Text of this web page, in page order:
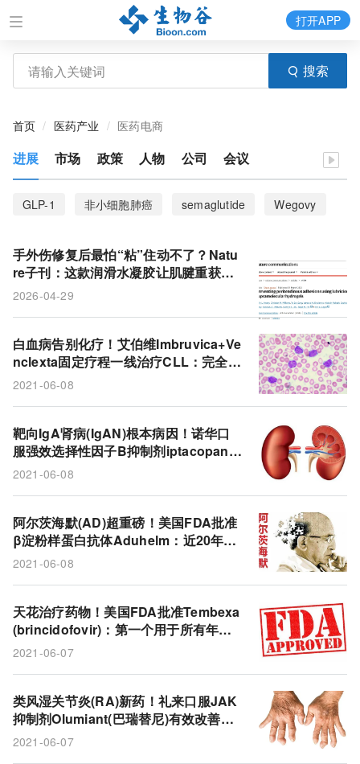
搜索
打开APP
首页 医药产业 医药电商
进展 市场 政策 人物 公司 会议
GLP-1 非小细胞肺癌 semaglutide
Wegovy
类风湿性关节炎
KRAS
KRASG12C抑制剂
NSCLC
CAR-T
急性淋巴细胞白血病
吉利德
brexucabtagene autoleucel
ALL
纤溶酶原
纤溶酶原缺乏症 礼来
巴瑞替尼
蛋白尿
替代途径 补体系统
aducanumab
AD iptacopan
IgA肾病
Venclexta
Imbruvica
慢性淋巴细胞白血病
艾伯维
baricitinib
抗病毒 Incyte
JAK抑制剂
Olumiant
天花 Tembexa
抗体
阿尔茨海默
CLL
手外伤修复后最怕“粘”住动不了？Natu
re子刊：这款润滑水凝胶让肌腱重获自
由
2026-04-29
白血病告别化疗！艾伯维Imbruvica+Ve
nclexta固定疗程一线治疗CLL：完全缓
解率56%！
2021-06-08
靶向IgA肾病(IgAN)根本病因！诺华口
服强效选择性因子B抑制剂iptacopan显
著降低蛋白尿水平!
2021-06-08
阿尔茨海默(AD)超重磅！美国FDA批准
β淀粉样蛋白抗体Aduhelm：近20年来
第一个新药，同类中首个!
2021-06-08
天花治疗药物！美国FDA批准Tembexa
(brincidofovir)：第一个用于所有年龄
段的天花抗病毒药物!
2021-06-07
类风湿关节炎(RA)新药！礼来口服JAK
抑制剂Olumiant(巴瑞替尼)有效改善疼
痛/身体功能/关节晨僵，优于Humira!
2021-06-07